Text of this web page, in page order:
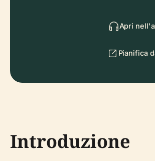
Apri
Pianifica
Introduzione